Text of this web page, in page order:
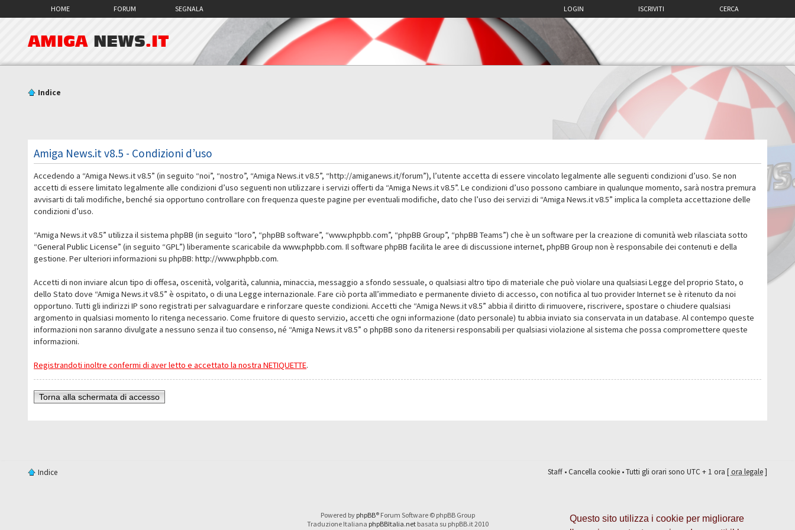
Questo sito utilizza i cookie per migliorare
HOME FORUM SEGNALA CERCA
ISCRIVITI
LOGIN
AMIGA NEWS.IT
Indice
Amiga News.it v8.5 - Condizioni d’uso
Accedendo a “Amiga News.it v8.5” (in seguito “noi”, “nostro”, “Amiga News.it v8.5”, “http://amiganews.it/forum”), l’utente accetta di essere vincolato legalmente alle seguenti condizioni d’uso. Se non
accetti di essere limitato legalmente alle condizioni d’uso seguenti non utilizzare i servizi offerti da “Amiga News.it v8.5”. Le condizioni d’uso possono cambiare in qualunque momento, sarà nostra premura
avvisarti di tali modifiche, benché sia opportuno controllare con frequenza queste pagine per eventuali modifiche, dato che l’uso dei servizi di “Amiga News.it v8.5” implica la completa accettazione delle
condizioni d’uso.
“Amiga News.it v8.5” utilizza il sistema phpBB (in seguito “loro”, “phpBB software”, “www.phpbb.com”, “phpBB Group”, “phpBB Teams”) che è un software per la creazione di comunità web rilasciata sotto
“General Public License” (in seguito “GPL”) liberamente scaricabile dawww.phpbb.com. Il software phpBB facilita le aree di discussione internet, phpBB Group non è responsabile dei contenuti e della
gestione. Per ulteriori informazioni su phpBB:http://www.phpbb.com.
Accetti di non inviare alcun tipo di offesa, oscenità, volgarità, calunnia, minaccia, messaggio a sfondo sessuale, o qualsiasi altro tipo di materiale che può violare una qualsiasi Legge del proprio Stato, o
dello Stato dove “Amiga News.it v8.5” è ospitato, o di una Legge internazionale. Fare ciò porta all’immediato e permanente divieto di accesso, con notifica al tuo provider Internet se è ritenuto da noi
opportuno. Tutti gli indirizzi IP sono registrati per salvaguardare e rinforzare queste condizioni. Accetti che “Amiga News.it v8.5” abbia il diritto di rimuovere, riscrivere, spostare o chiudere qualsiasi
argomento in qualsiasi momento lo ritenga necessario. Come fruitore di questo servizio, accetti che ogni informazione (dato personale) tu abbia inviato sia conservata in un database. Al contempo queste
informazioni non saranno divulgate a nessuno senza il tuo consenso, né “Amiga News.it v8.5” o phpBB sono da ritenersi responsabili per qualsiasi violazione al sistema che possa compromettere queste
informazioni.
Registrandoti inoltre confermi di aver letto e accettato la nostra NETIQUETTE.
Torna alla schermata di accesso
Indice Staff•Cancella cookie• Tutti gli orari sono UTC + 1 ora [ora legale]
Powered by phpBB® Forum Software © phpBB Group
Traduzione Italiana phpBBItalia.netbasata su phpBB.it 2010